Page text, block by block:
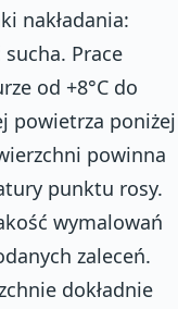
nakładania:
Prace
od +8°C do
powietrza poniżej
powinna
punktu rosy.
wymalowań
zaleceń.
dokładnie